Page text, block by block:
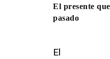
El presente
pasado
El